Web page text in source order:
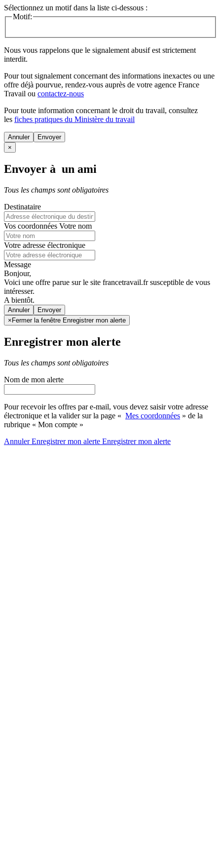
Sélectionnez un motif dans la liste ci-dessous :
Motif:
Nous vous rappelons que le signalement abusif est strictement
interdit.
Pour tout signalement concernant des informations inexactes ou une
offre déjà pourvue, rendez-vous auprès de votre agence France
Travail ou contactez-nous
Pour toute information concernant le droit du travail, consultez
les fiches pratiques du Ministère du travail
Annuler
×
Envoyer à un ami
Tous les champs sont obligatoires
Destinataire
Vos coordonnées Votre nom
Votre adresse électronique
Message
Bonjour,
Voici une offre parue sur le site francetravail.fr susceptible de vous
intéresser.
A bientôt.
Annuler
× Fermer la fenêtre Enregistrer mon alerte
Enregistrer mon alerte
Tous les champs sont obligatoires
Nom de mon alerte
Pour recevoir les offres par e-mail, vous devez saisir votre adresse
électronique et la valider sur la page « Mes coordonnées » de la
rubrique « Mon compte »
AnnulerEnregistrer mon alerte Enregistrermon alerte